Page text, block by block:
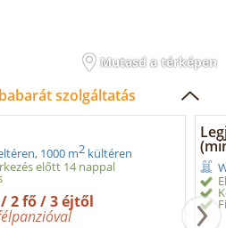
Mutasd a térképen
szolgáltatás
1000 m2 kültéren
előtt 14 nappal
/ 2 fő / 3 éjtől